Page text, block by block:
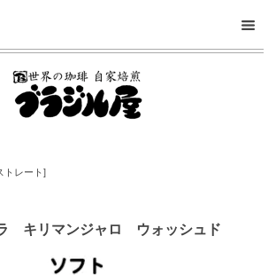
トレート]
キリマンジャロ ウォッシュド